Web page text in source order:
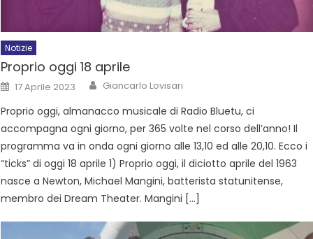
Notizie
Proprio oggi 18 aprile
17 Aprile 2023 Giancarlo Lovisari
Proprio oggi, almanacco musicale di Radio Bluetu, ci
accompagna ogni giorno, per 365 volte nel corso dell’anno! Il
programma va in onda ogni giorno alle 13,10 ed alle 20,10. Ecco i
“ticks” di oggi 18 aprile 1) Proprio oggi, il diciotto aprile del 1963
nasce a Newton, Michael Mangini, batterista statunitense,
membro dei Dream Theater. Mangini […]